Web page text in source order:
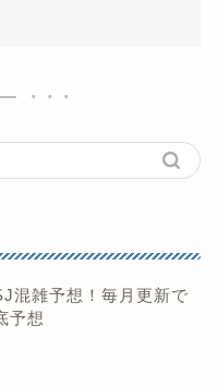
混雑予想！毎月更新で
予想